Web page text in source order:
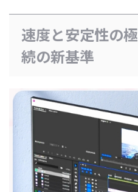
速度と安定性の
続の新基準